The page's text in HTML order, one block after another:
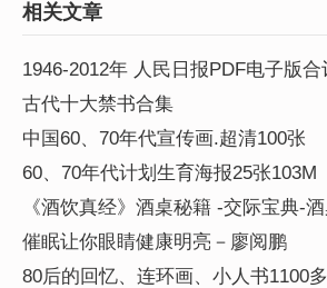
相关文章
1946-2012年 人民日报PDF电子版合
古代十大禁书合集
中国60、70年代宣传画.超清100张
60、70年代计划生育海报25张103M
《酒饮真经》酒桌秘籍 -交际宝典-
PDF图文版
催眠让你眼睛健康明亮－廖阅鹏
80后的回忆、连环画、小人书1100